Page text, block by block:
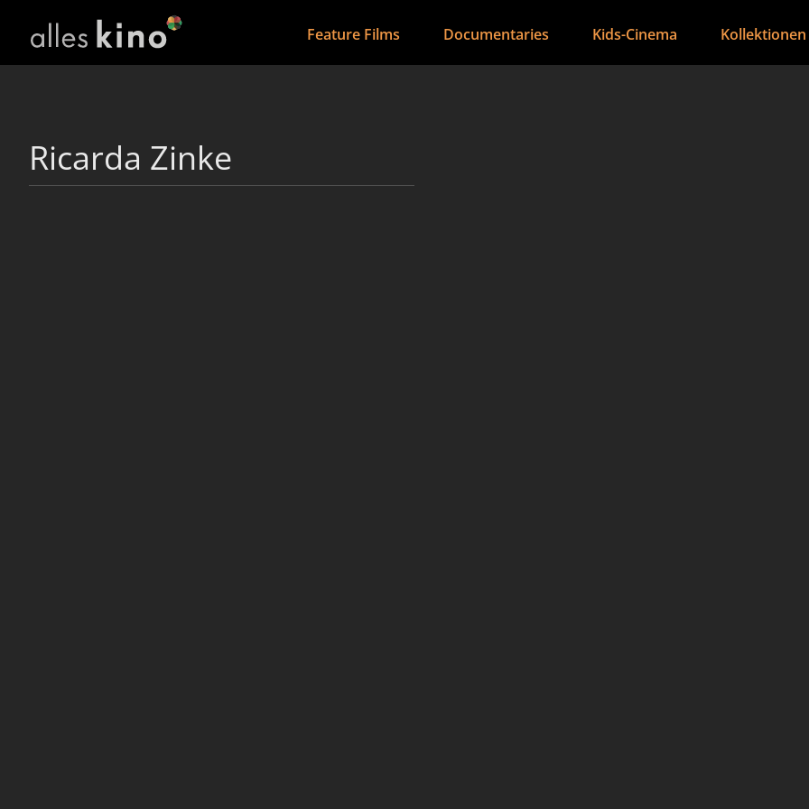
Feature Films Documentaries Kids-Cinema Kollektionen
Ricarda Zinke